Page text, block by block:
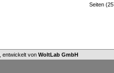
Seiten
, entwickelt von WoltLab GmbH